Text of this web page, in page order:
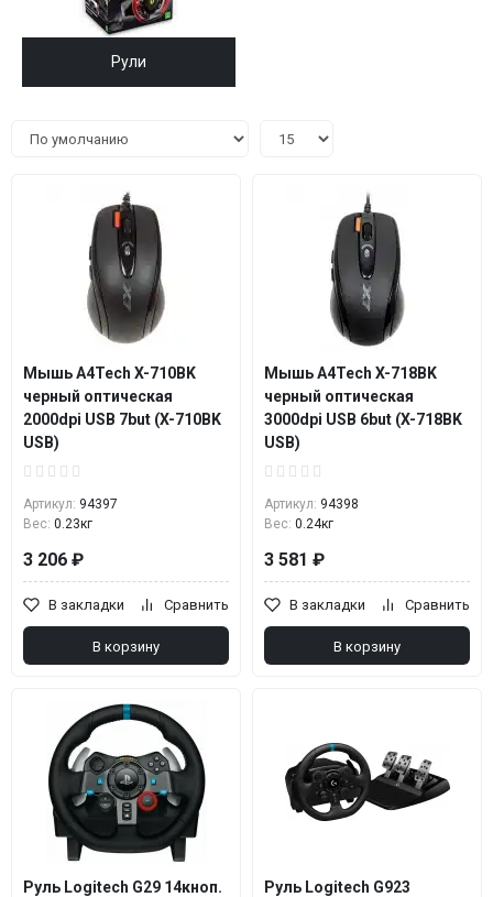
Рули
Мышь A4Tech X-710BK
черный оптическая
2000dpi USB 7but (X-710BK
USB)
Артикул: 94397
Вес: 0.23кг
3 206 ₽
В закладки Сравнить
В корзину
Мышь A4Tech X-718BK
черный оптическая
3000dpi USB 6but (X-718BK
USB)
Артикул: 94398
Вес: 0.24кг
3 581 ₽
В закладки Сравнить
В корзину
Руль Logitech G29 14кноп.
Руль Logitech G923